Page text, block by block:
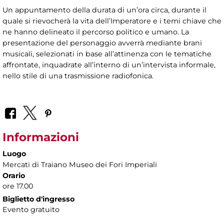
Un appuntamento della durata di un’ora circa, durante il
quale si rievocherà la vita dell’Imperatore e i temi chiave che
ne hanno delineato il percorso politico e umano. La
presentazione del personaggio avverrà mediante brani
musicali, selezionati in base all’attinenza con le tematiche
affrontate, inquadrate all’interno di un’intervista informale,
nello stile di una trasmissione radiofonica.
Informazioni
Luogo
Mercati di Traiano Museo dei Fori Imperiali
Orario
ore 17.00
Biglietto d'ingresso
Evento gratuito